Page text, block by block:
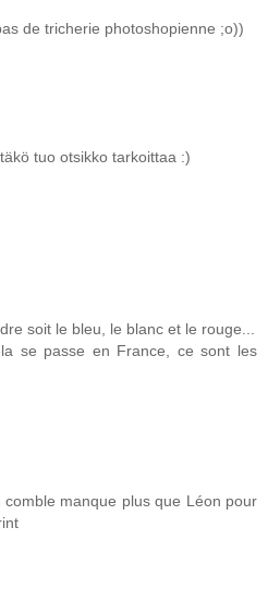
de tricherie photoshopienne ;o))
tuo otsikko tarkoittaa :)
soit le bleu, le blanc et le rouge...
se passe en France, ce sont les
manque plus que Léon pour